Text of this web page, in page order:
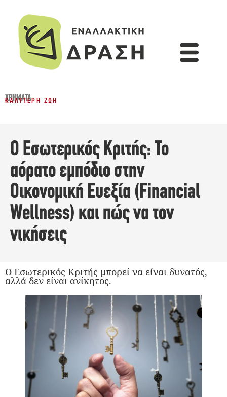
ΧΡΉΜΑΤΑ
ΚΑΛΎΤΕΡΗ ΖΩΉ
Ο Εσωτερικός Κριτής: Το
αόρατο εμπόδιο στην
Οικονομική Ευεξία (Financial
Wellness) και πώς να τον
νικήσεις
Ο Εσωτερικός Κριτής μπορεί να είναι δυνατός,
αλλά δεν είναι ανίκητος.